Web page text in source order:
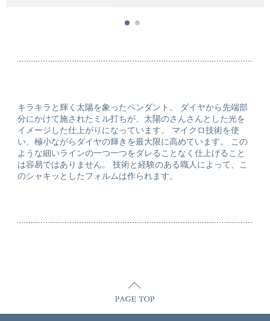
キラキラと輝く太陽を象ったペンダント。 ダイヤから先端部
分にかけて施されたミル打ちが、太陽のさんさんとした光を
イメージした仕上がりになっています。 マイクロ技術を使
い、極小ながらダイヤの輝きを最大限に高めています。 この
ような細いラインの一つ一つをダレることなく仕上げること
は容易ではありません。 技術と経験のある職人によって、こ
のシャキッとしたフォルムは作られます。